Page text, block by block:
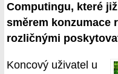
Computingu, které
směrem konzumace
rozličnými
Koncový uživatel u